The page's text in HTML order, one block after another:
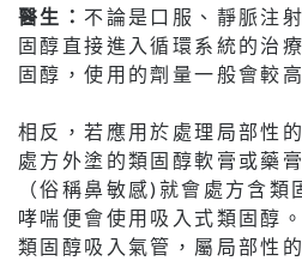
醫生： 不論是口服、靜脈注
固醇直接進入循環系統的治
固醇，使用的劑量一般會較高
相反，若應用於處理局部性
處方外塗的類固醇軟膏或藥
（俗稱鼻敏感)就會處方含
哮喘便會使用吸入式類固醇
類固醇吸入氣管，屬局部性